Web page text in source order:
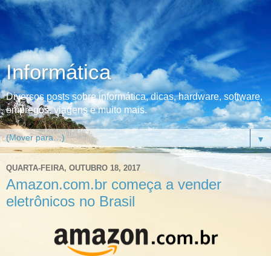
Informática
Diversos posts sobre informática, dicas, hardware, software,
empregos, viagens e muito mais.
▼
QUARTA-FEIRA, OUTUBRO 18, 2017
Amazon.com.br começa a vender
eletrônicos no Brasil